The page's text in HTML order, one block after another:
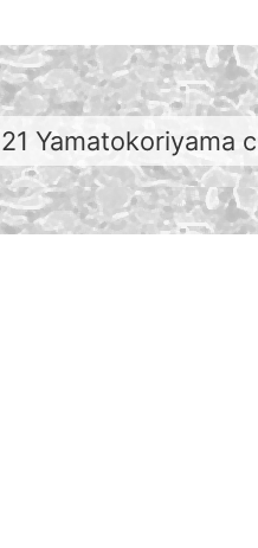
Yamatokoriyama